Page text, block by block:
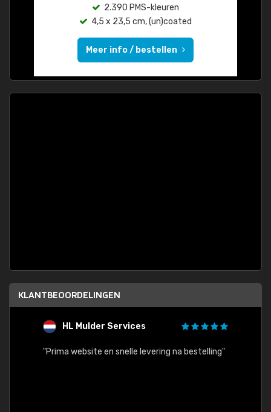
2.390 PMS-kleuren
4,5 x 23,5 cm, (un)coated
Meer info / bestellen
KLANTBEOORDELINGEN
HL Mulder Services
"Prima website en snelle levering na bestelling"